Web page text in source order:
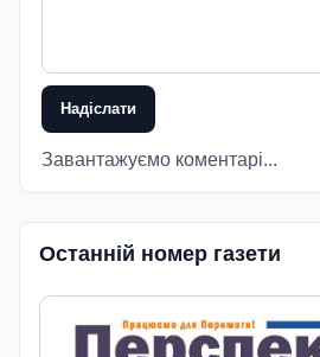
Надіслати
Завантажуємо коментарі...
Останній номер газети